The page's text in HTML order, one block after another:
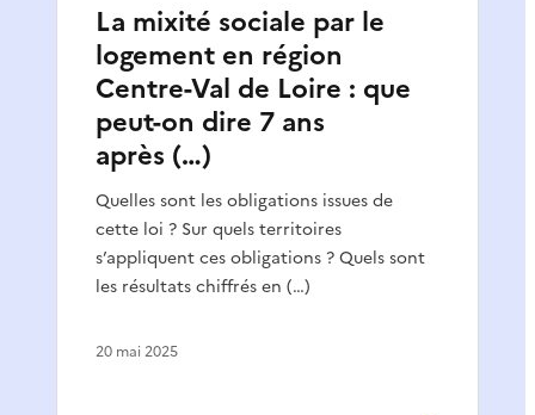
La mixité sociale par le
logement en région
Centre-Val de Loire : que
peut-on dire 7 ans
après (…)
Quelles sont les obligations issues de
cette loi ? Sur quels territoires
s’appliquent ces obligations ? Quels sont
les résultats chiffrés en (…)
20 mai 2025